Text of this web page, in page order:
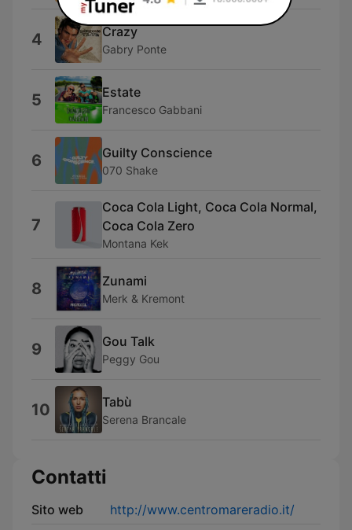
4 Crazy
Gabry Ponte
5 Estate
Francesco Gabbani
6 Guilty Conscience
070 Shake
7
Coca Cola Light, Coca Cola Normal,
Coca Cola Zero
Montana Kek
8 Zunami
Merk & Kremont
9 Gou Talk
Peggy Gou
10 Tabù
Serena Brancale
Contatti
Sito web
http://www.centromareradio.it/